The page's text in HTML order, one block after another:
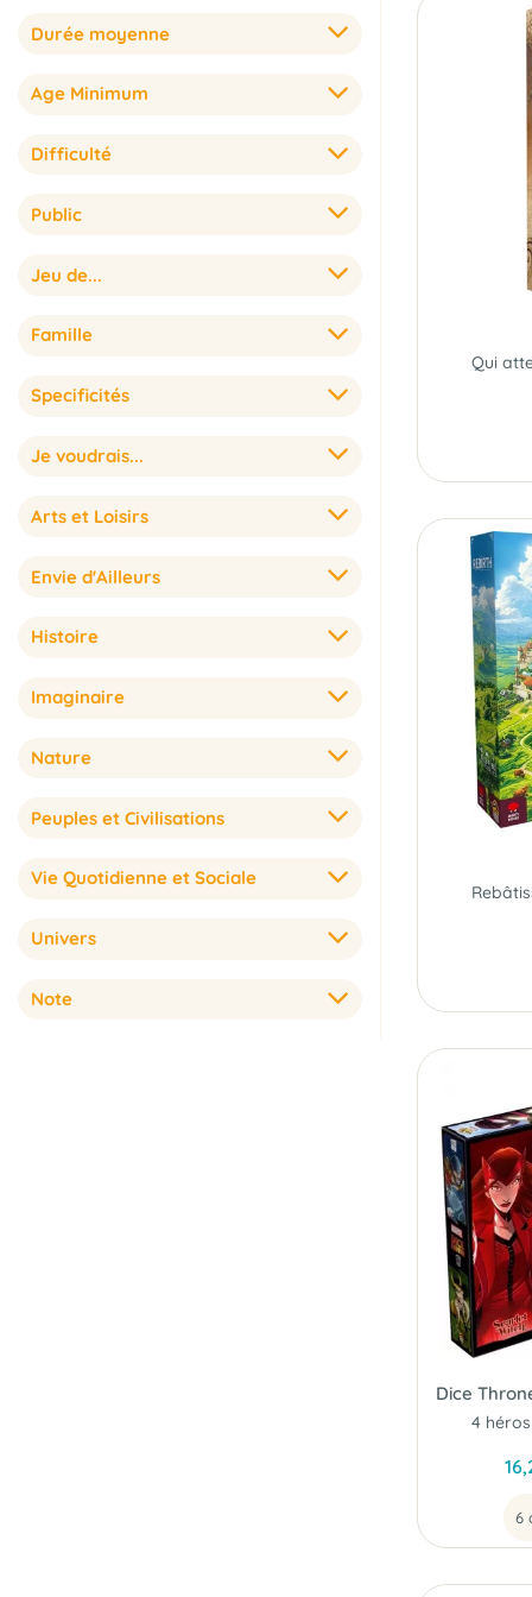
Durée moyenne
Age Minimum
Difficulté
Public
Jeu de...
Famille
Specificités
Je voudrais...
Arts et Loisirs
Envie d'Ailleurs
Histoire
Imaginaire
Nature
Peuples et Civilisations
Vie Quotidienne et Sociale
Univers
Note
6